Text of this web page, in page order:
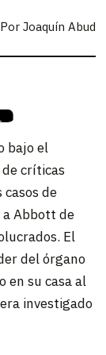
Por Joaquín Abud
bajo el
críticas
de
a Abbott de
El
del órgano
en su casa al
investigado